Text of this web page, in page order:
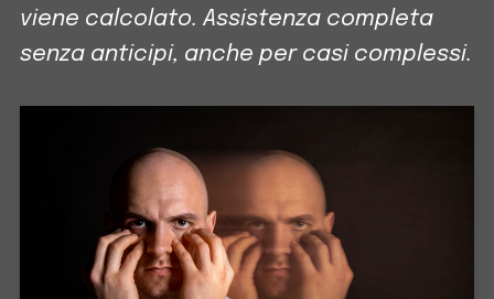
viene calcolato. Assistenza completa
senza anticipi, anche per casi complessi.